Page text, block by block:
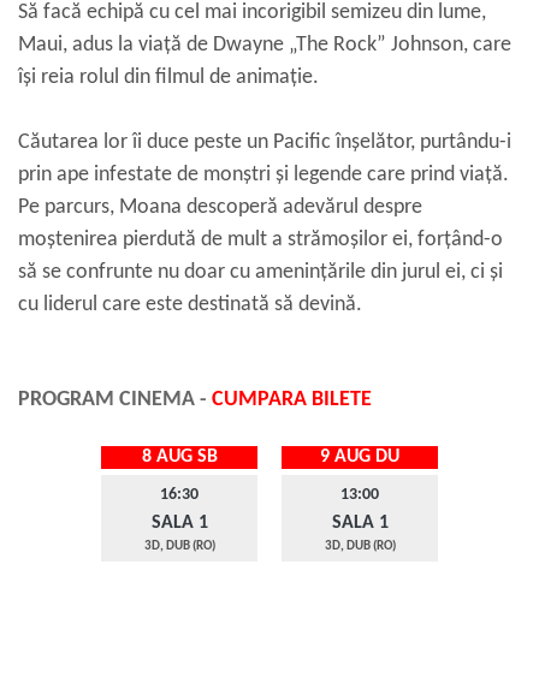
Să facă echipă cu cel mai incorigibil semizeu din lume,
Maui, adus la viață de Dwayne „The Rock” Johnson, care
își reia rolul din filmul de animație.
Căutarea lor îi duce peste un Pacific înșelător, purtându-i
prin ape infestate de monștri și legende care prind viață.
Pe parcurs, Moana descoperă adevărul despre
moștenirea pierdută de mult a strămoșilor ei, forțând-o
să se confrunte nu doar cu amenințările din jurul ei, ci și
cu liderul care este destinată să devină.
PROGRAM CINEMA - CUMPARA BILETE
8 AUG SB
16:30
SALA 1
3D, DUB (RO)
9 AUG DU
13:00
SALA 1
3D, DUB (RO)